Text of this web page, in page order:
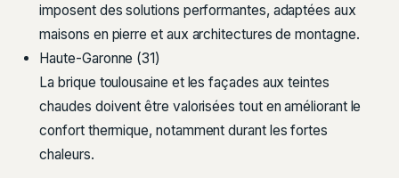
imposent des solutions performantes, adaptées aux
maisons en pierre et aux architectures de montagne.
Haute-Garonne (31)
La brique toulousaine et les façades aux teintes
chaudes doivent être valorisées tout en améliorant le
confort thermique, notamment durant les fortes
chaleurs.